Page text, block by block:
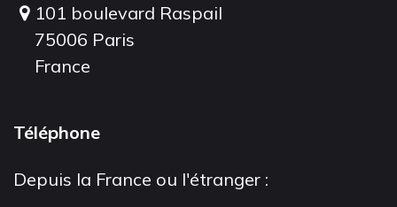
101 boulevard Raspail
75006 Paris
France
Téléphone
Depuis la France ou l'étranger :